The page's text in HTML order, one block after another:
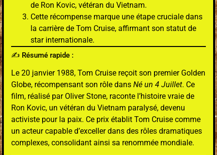
de Ron Kovic, vétéran du Vietnam.
Cette récompense marque une étape cruciale dans
la carrière de Tom Cruise, affirmant son statut de
star internationale.
✍️ Résumé rapide :
Le 20 janvier 1988, Tom Cruise reçoit son premier Golden
Globe, récompensant son rôle dans Né un 4 Juillet. Ce
film, réalisé par Oliver Stone, raconte l’histoire vraie de
Ron Kovic, un vétéran du Vietnam paralysé, devenu
activiste pour la paix. Ce prix établit Tom Cruise comme
un acteur capable d’exceller dans des rôles dramatiques
complexes, consolidant ainsi sa renommée mondiale.